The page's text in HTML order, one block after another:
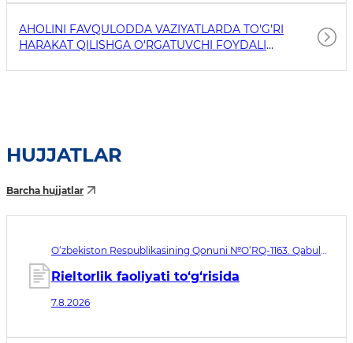
AHOLINI FAVQULODDA VAZIYATLARDA TO'G'RI
HARAKAT QILISHGA O'RGATUVCHI FOYDALI
HUJJATLAR
Barcha hujjatlar
O‘zbekiston Respublikasining Qonuni №O‘RQ-1163. Qabul
Rieltorlik faoliyati to‘g‘risida
7.8.2026